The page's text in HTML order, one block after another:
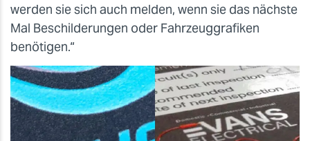
werden sie sich auch melden, wenn sie das nächste
Mal Beschilderungen oder Fahrzeuggrafiken
benötigen.“